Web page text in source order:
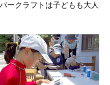
ークラフトは子どもも大人